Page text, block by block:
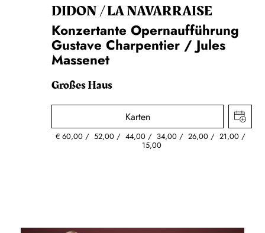
DIDON / LA NAVAR­RAISE
Konzertante Opernaufführung
Gustave Charpentier / Jules
Massenet
Großes Haus
Karten
€60,00 52,00 44,00 34,00 26,00 21,00
15,00